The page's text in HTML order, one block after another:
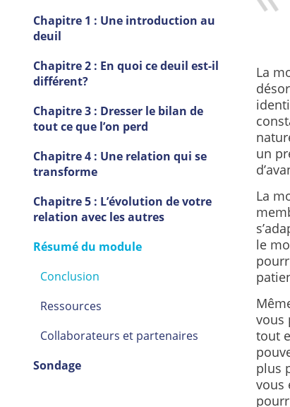
Chapitre 1 : Une introduction au
deuil
Chapitre 2 : En quoi ce deuil est-il
différent?
Chapitre 3 : Dresser le bilan de
tout ce que l’on perd
Chapitre 4 : Une relation qui se
transforme
Chapitre 5 : L’évolution de votre
relation avec les autres
Résumé du module
Conclusion
Ressources
Collaborateurs et partenaires
Sondage
La
un
La
le
vous
tout
plus
vous